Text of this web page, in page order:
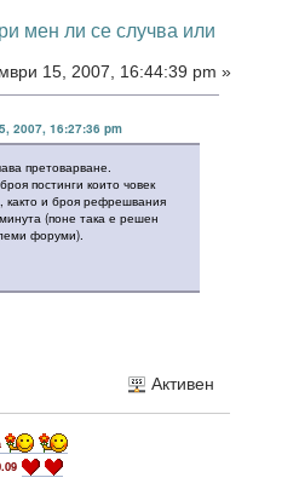
мен ли се случва или
15, 2007, 16:44:39 pm »
2007, 16:27:36 pm
претоварване.
постинги които човек
както и броя рефрешвания
(поне така е решен
форуми).
Активен